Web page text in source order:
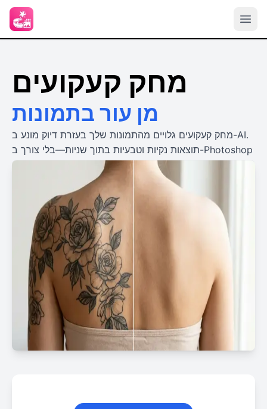
מחק קעקועים
מן עור בתמונות
מחק קעקועים גלויים מהתמונות שלך בעזרת דיוק מונע ב-AI.
תוצאות נקיות וטבעיות בתוך שניות—בלי צורך ב-Photoshop